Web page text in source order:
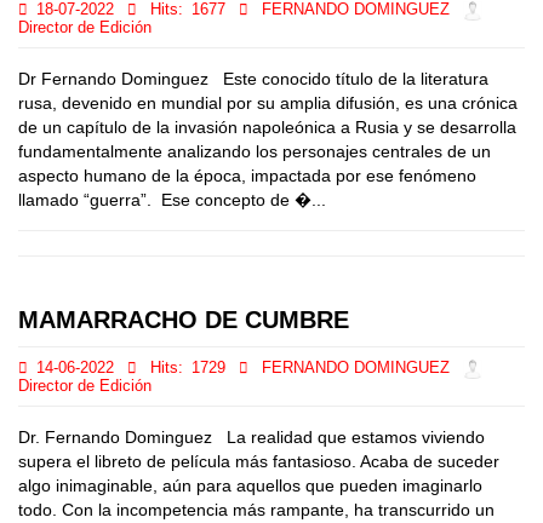
18-07-2022 Hits: 1677
FERNANDO DOMINGUEZ
Director de Edición
Dr Fernando Dominguez Este conocido título de la literatura
rusa, devenido en mundial por su amplia difusión, es una crónica
de un capítulo de la invasión napoleónica a Rusia y se desarrolla
fundamentalmente analizando los personajes centrales de un
aspecto humano de la época, impactada por ese fenómeno
llamado “guerra”. Ese concepto de �...
MAMARRACHO DE CUMBRE
14-06-2022 Hits: 1729
FERNANDO DOMINGUEZ
Director de Edición
Dr. Fernando Dominguez La realidad que estamos viviendo
supera el libreto de película más fantasioso. Acaba de suceder
algo inimaginable, aún para aquellos que pueden imaginarlo
todo. Con la incompetencia más rampante, ha transcurrido un